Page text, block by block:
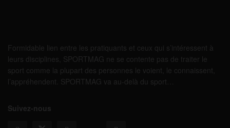
Formidable lien entre les pratiquants et ceux qui s’intéressent à
leurs disciplines, SPORTMAG ne se contente pas de traiter le
sport comme la plupart des personnes le voient, le connaissent,
l’appréhendent. SPORTMAG va au-delà du sport…
Suivez-nous